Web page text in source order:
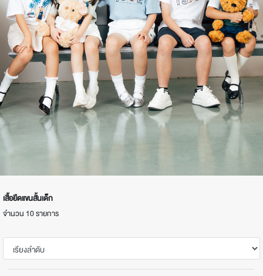
เสื้อยืดแขนสั้นเด็ก
จำนวน 10 รายการ